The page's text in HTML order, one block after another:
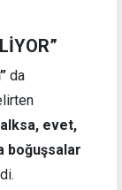
da
evet,
boğuşsalar